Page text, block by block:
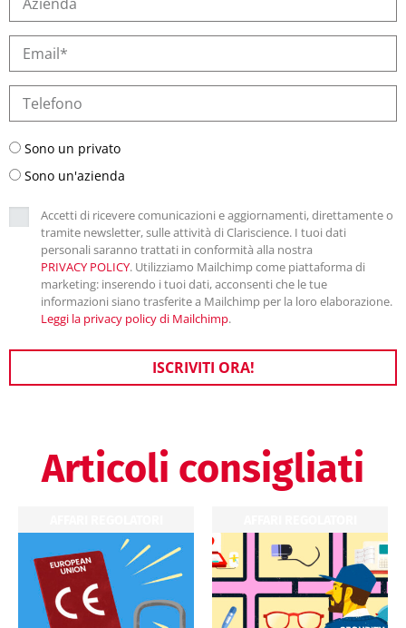
Sono un privato
Sono un'azienda
Accetti di ricevere comunicazioni e aggiornamenti, direttamente o
tramite newsletter, sulle attività di Clariscience. I tuoi dati
personali saranno trattati in conformità alla nostra
PRIVACY POLICY. Utilizziamo Mailchimp come piattaforma di
marketing: inserendo i tuoi dati, acconsenti che le tue
informazioni siano trasferite a Mailchimp per la loro elaborazione.
Leggi la privacy policy di Mailchimp.
ISCRIVITI ORA!
Articoli consigliati